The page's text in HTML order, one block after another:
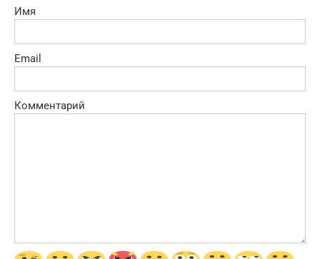
Имя
Email
Комментарий